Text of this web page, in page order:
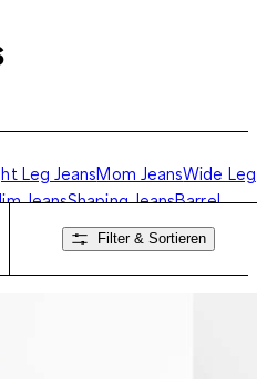
Leg JeansMom JeansWide Leg
JeansShaping JeansBarrel
Filter & Sortieren